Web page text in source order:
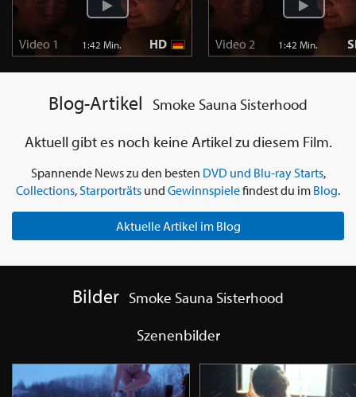
Video 1 1:42 Min. HD Video 2 1:42 Min.
Blog-Artikel
Smoke Sauna Sisterhood
Aktuell gibt es noch keine Artikel zu diesem Film.
Spannende News zu den besten DVD und Blu-ray Starts,
Collections,Starporträts und Gewinnspielefindest du im Blog.
Aktuelle Artikel im Blog
Bilder Smoke Sauna Sisterhood
Szenenbilder